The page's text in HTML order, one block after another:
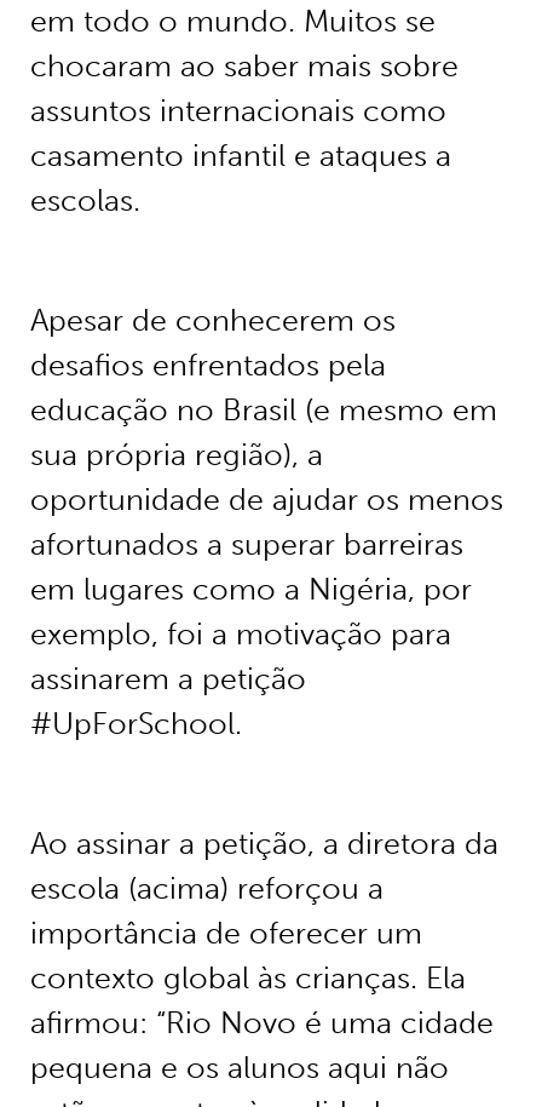
em todo o mundo. Muitos se
chocaram ao saber mais sobre
assuntos internacionais como
casamento infantil e ataques a
escolas.
Apesar de conhecerem os
desafios enfrentados pela
educação no Brasil (e mesmo em
sua própria região), a
oportunidade de ajudar os menos
afortunados a superar barreiras
em lugares como a Nigéria, por
exemplo, foi a motivação para
assinarem a petição
#UpForSchool.
Ao assinar a petição, a diretora da
escola (acima) reforçou a
importância de oferecer um
contexto global às crianças. Ela
afirmou: “Rio Novo é uma cidade
pequena e os alunos aqui não